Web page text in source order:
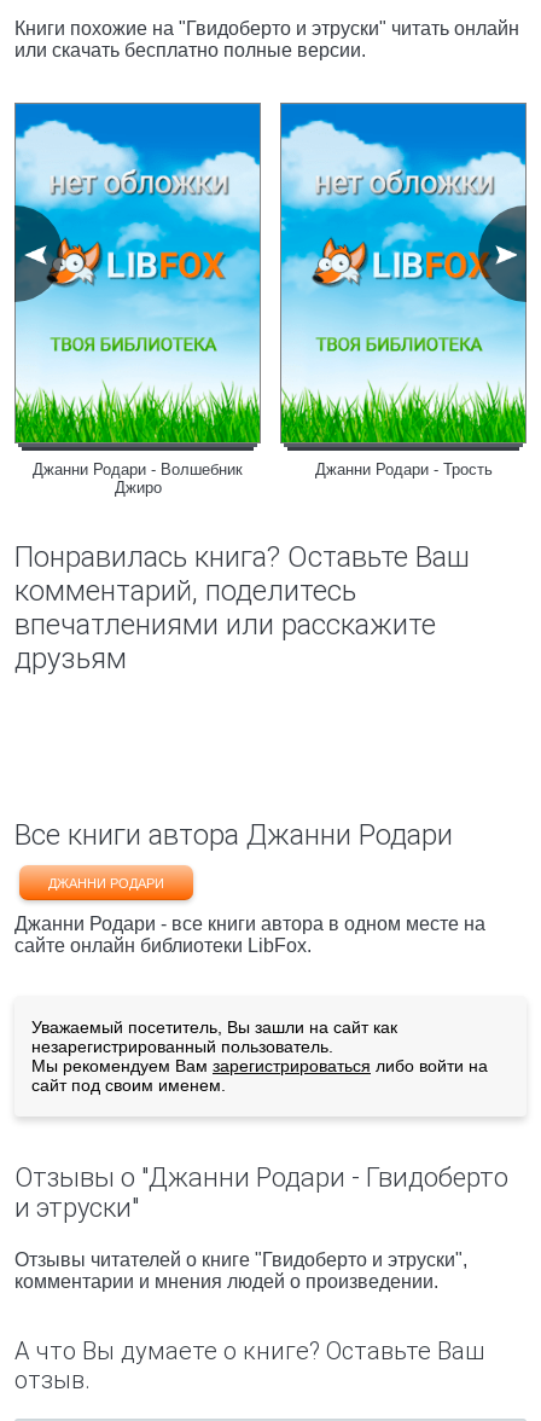
Книги похожие на "Гвидоберто и этруски" читать онлайн
или скачать бесплатно полные версии.
Джанни Родари - Волшебник
Джиро
Джанни Родари - Трость
Понравилась книга? Оставьте Ваш
комментарий, поделитесь
впечатлениями или расскажите
друзьям
Все книги автора Джанни Родари
ДЖАННИ РОДАРИ
Джанни Родари - все книги автора в одном месте на
сайте онлайн библиотеки LibFox.
Уважаемый посетитель, Вы зашли на сайт как
незарегистрированный пользователь.
Мы рекомендуем Вам зарегистрироваться либо войти на
сайт под своим именем.
Отзывы о "Джанни Родари - Гвидоберто
и этруски"
Отзывы читателей о книге "Гвидоберто и этруски",
комментарии и мнения людей о произведении.
А что Вы думаете о книге? Оставьте Ваш
отзыв.